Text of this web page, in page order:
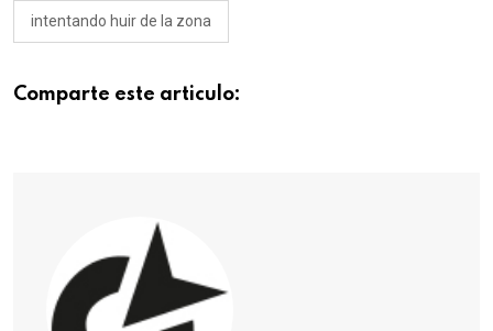
intentando huir de la zona
Comparte este articulo: